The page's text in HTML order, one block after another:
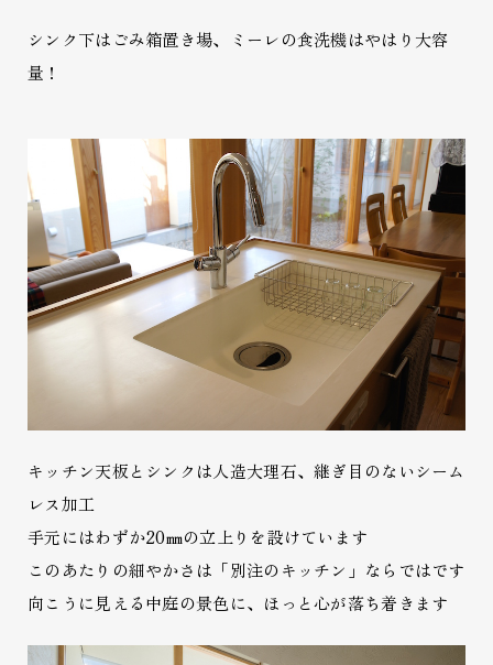
シンク下はごみ箱置き場、ミーレの食洗機はやはり大容
量！
キッチン天板とシンクは人造大理石、継ぎ目のないシーム
レス加工
手元にはわずか20㎜の立上りを設けています
このあたりの細やかさは「別注のキッチン」ならではです
向こうに見える中庭の景色に、ほっと心が落ち着きます